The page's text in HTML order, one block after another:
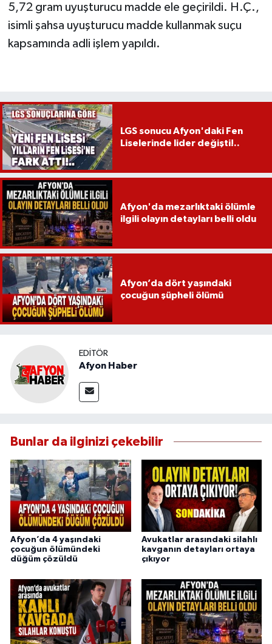
5,72 gram uyuşturucu madde ele geçirildi. H.Ç.,
isimli şahsa uyuşturucu madde kullanmak suçu
kapsamında adli işlem yapıldı.
LGS sonucu Afyon'daki Fen
Liselerinde lider değişti!..
Afyon'da mezarlıktaki ölümle
ilgili olayın detayları belli oldu
Afyon’da dört yaşındaki
çocuğun şüpheli ölümü
EDITÖR
Afyon Haber
Bunlar da ilginizi çekebilir
Afyon’da 4 yaşındaki
çocuğun ölümündeki
düğüm çözüldü
Avukatlar arasındaki silahlı
kavganın detayları ortaya
çıkıyor